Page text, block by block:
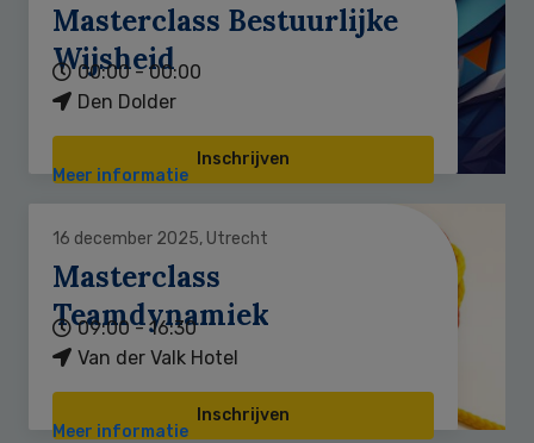
Masterclass Bestuurlijke
Wijsheid
00:00 - 00:00
Den Dolder
Inschrijven
Meer informatie
16 december 2025, Utrecht
Masterclass
Teamdynamiek
09:00 - 16:30
Van der Valk Hotel
Inschrijven
Meer informatie